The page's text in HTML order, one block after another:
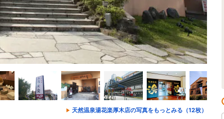
天然温泉湯花楽厚木店の写真をもっとみる（12枚）